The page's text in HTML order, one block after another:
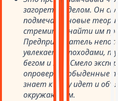
загореться делом. Он
подмечает новые
стремится найти им
Предприниматель
увлекается походами,
бегом и т.п. Смело
опровергая обыденные
знает к чему идет и
окружающим.